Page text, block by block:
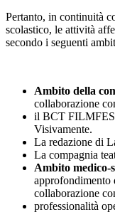
Pertanto, in continuità
scolastico, le attività
secondo i seguenti
Ambito della
collaborazione
il BCT
Visivamente.
La redazione di
La compagnia
Ambito medico-
approfondimento
collaborazione
professionalità